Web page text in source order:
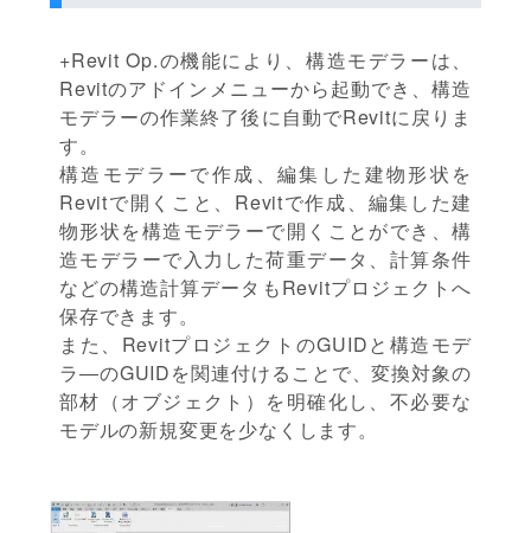
+Revit Op.の機能により、構造モデラーは、
Revitのアドインメニューから起動でき、構造
モデラーの作業終了後に自動でRevitに戻りま
す。
構造モデラーで作成、編集した建物形状を
Revitで開くこと、Revitで作成、編集した建
物形状を構造モデラーで開くことができ、構
造モデラーで入力した荷重データ、計算条件
などの構造計算データもRevitプロジェクトへ
保存できます。
また、RevitプロジェクトのGUIDと構造モデ
ラ―のGUIDを関連付けることで、変換対象の
部材（オブジェクト）を明確化し、不必要な
モデルの新規変更を少なくします。